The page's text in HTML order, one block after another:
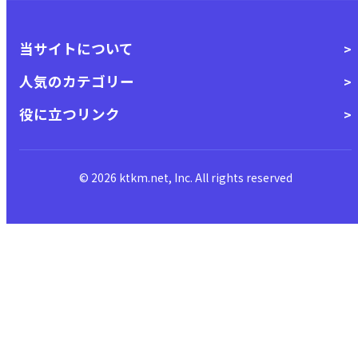
当サイトについて
人気のカテゴリー
役に立つリンク
© 2026 ktkm.net, Inc. All rights reserved